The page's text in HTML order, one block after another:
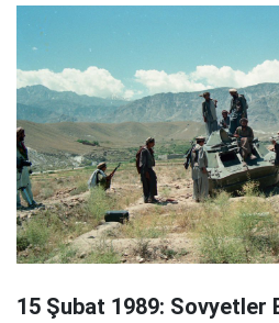
15 Şubat 1989: Sovyetler